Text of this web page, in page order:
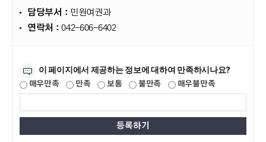
담당부서 : 민원여권과
연락처 :042-606-6402
이 페이지에서 제공하는 정보에 대하여 만족하시나요?
매우만족 만족 보통 불만족 매우불만족